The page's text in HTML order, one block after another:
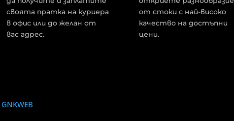
своята пратка на куриера
в офис или до желан от
вас адрес.
от стоки с най-високо
качество на достъпни
цени.
GNKWEB